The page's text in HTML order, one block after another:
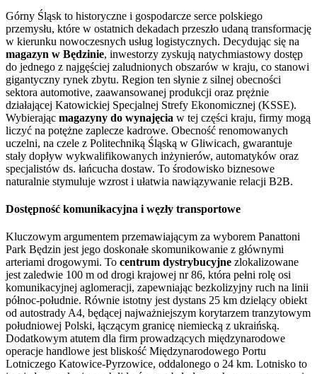
Górny Śląsk to historyczne i gospodarcze serce polskiego
przemysłu, które w ostatnich dekadach przeszło udaną transformację
w kierunku nowoczesnych usług logistycznych. Decydując się na
magazyn w Będzinie, inwestorzy zyskują natychmiastowy dostęp
do jednego z najgęściej zaludnionych obszarów w kraju, co stanowi
gigantyczny rynek zbytu. Region ten słynie z silnej obecności
sektora automotive, zaawansowanej produkcji oraz prężnie
działającej Katowickiej Specjalnej Strefy Ekonomicznej (KSSE).
Wybierając magazyny do wynajęcia w tej części kraju, firmy mogą
liczyć na potężne zaplecze kadrowe. Obecność renomowanych
uczelni, na czele z Politechniką Śląską w Gliwicach, gwarantuje
stały dopływ wykwalifikowanych inżynierów, automatyków oraz
specjalistów ds. łańcucha dostaw. To środowisko biznesowe
naturalnie stymuluje wzrost i ułatwia nawiązywanie relacji B2B.
Dostępność komunikacyjna i węzły transportowe
Kluczowym argumentem przemawiającym za wyborem Panattoni
Park Będzin jest jego doskonałe skomunikowanie z głównymi
arteriami drogowymi. To centrum dystrybucyjne zlokalizowane
jest zaledwie 100 m od drogi krajowej nr 86, która pełni rolę osi
komunikacyjnej aglomeracji, zapewniając bezkolizyjny ruch na linii
północ-południe. Równie istotny jest dystans 25 km dzielący obiekt
od autostrady A4, będącej najważniejszym korytarzem tranzytowym
południowej Polski, łączącym granicę niemiecką z ukraińską.
Dodatkowym atutem dla firm prowadzących międzynarodowe
operacje handlowe jest bliskość Międzynarodowego Portu
Lotniczego Katowice-Pyrzowice, oddalonego o 24 km. Lotnisko to